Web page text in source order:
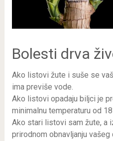
Bolesti drva
Ako listovi žute i suše se
ima previše vode.
Ako listovi opadaju biljci je
minimalnu temperaturu od
Ako stari listovi sam žute, a
prirodnom obnavljanju vašeg